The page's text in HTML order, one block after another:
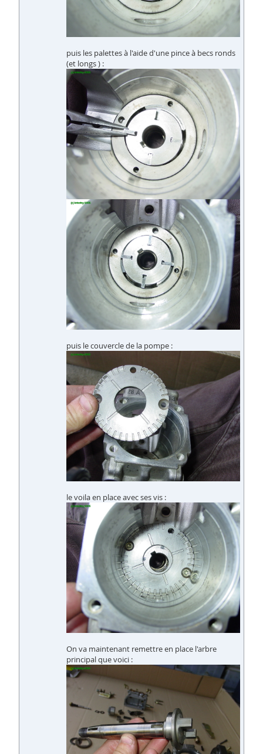
puis les palettes à l'aide d'une pince à becs ronds
(et longs ) :
puis le couvercle de la pompe :
le voila en place avec ses vis :
On va maintenant remettre en place l'arbre
principal que voici :